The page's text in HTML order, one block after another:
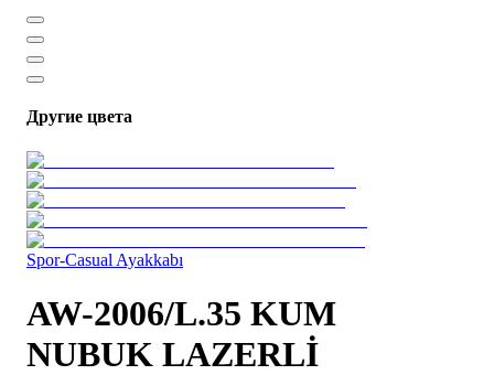
Другие цвета
Spor-Casual Ayakkabı
AW-2006/L.35 KUM
NUBUK LAZERLİ